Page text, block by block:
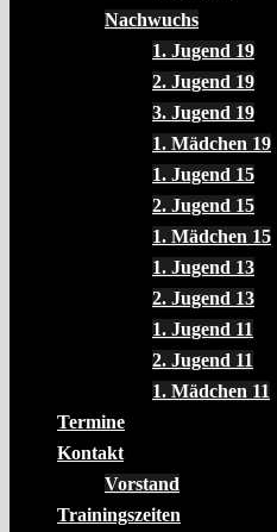
Nachwuchs
1. Jugend 19
2. Jugend 19
3. Jugend 19
1. Mädchen 19
1. Jugend 15
2. Jugend 15
1. Mädchen 15
1. Jugend 13
2. Jugend 13
1. Jugend 11
2. Jugend 11
1. Mädchen 11
Termine
Kontakt
Vorstand
Trainingszeiten